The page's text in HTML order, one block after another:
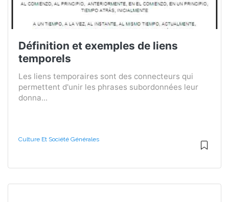
Définition et exemples de liens
temporels
Les liens temporaires sont des connecteurs qui
permettent d'unir les phrases subordonnées leur
donna...
Culture Et Société Générales